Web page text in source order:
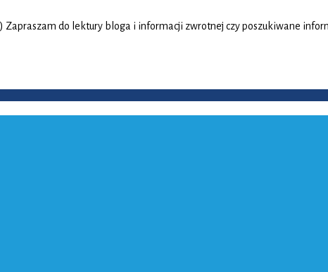
do lektury bloga i informacji zwrotnej czy poszukiwane